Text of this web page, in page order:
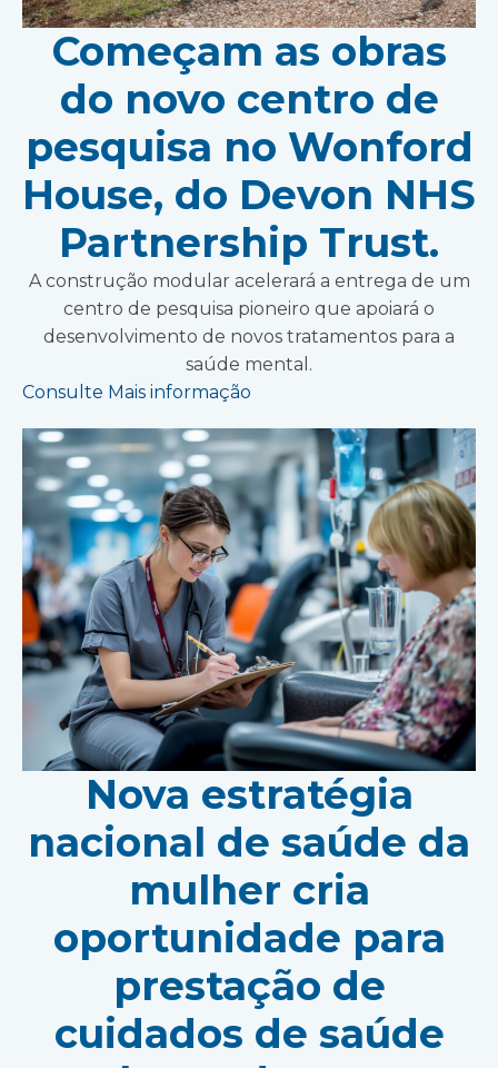
Começam as obras
do novo centro de
pesquisa no Wonford
House, do Devon NHS
Partnership Trust.
A construção modular acelerará a entrega de um
centro de pesquisa pioneiro que apoiará o
desenvolvimento de novos tratamentos para a
saúde mental.
Consulte Mais informação
Nova estratégia
nacional de saúde da
mulher cria
oportunidade para
prestação de
cuidados de saúde